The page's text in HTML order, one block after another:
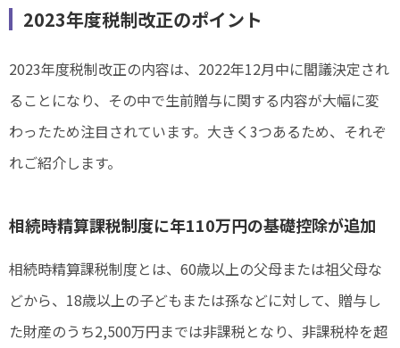
2023年度税制改正のポイント
2023年度税制改正の内容は、2022年12月中に閣議決定され
ることになり、その中で生前贈与に関する内容が大幅に変
わったため注目されています。大きく3つあるため、それぞ
れご紹介します。
相続時精算課税制度に年110万円の基礎控除が追加
相続時精算課税制度とは、60歳以上の父母または祖父母な
どから、18歳以上の子どもまたは孫などに対して、贈与し
た財産のうち2,500万円までは非課税となり、非課税枠を超